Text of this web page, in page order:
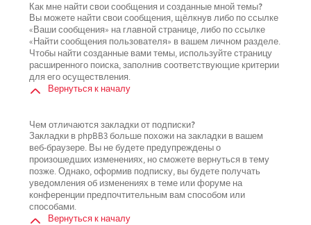
Как мне найти свои сообщения и созданные мной темы?
Вы можете найти свои сообщения, щёлкнув либо по ссылке
«Ваши сообщения» на главной странице, либо по ссылке
«Найти сообщения пользователя» в вашем личном разделе.
Чтобы найти созданные вами темы, используйте страницу
расширенного поиска, заполнив соответствующие критерии
для его осуществления.
Вернуться к началу
Чем отличаются закладки от подписки?
Закладки в phpBB3 больше похожи на закладки в вашем
веб-браузере. Вы не будете предупреждены о
произошедших изменениях, но сможете вернуться в тему
позже. Однако, оформив подписку, вы будете получать
уведомления об изменениях в теме или форуме на
конференции предпочтительным вам способом или
способами.
Вернуться к началу